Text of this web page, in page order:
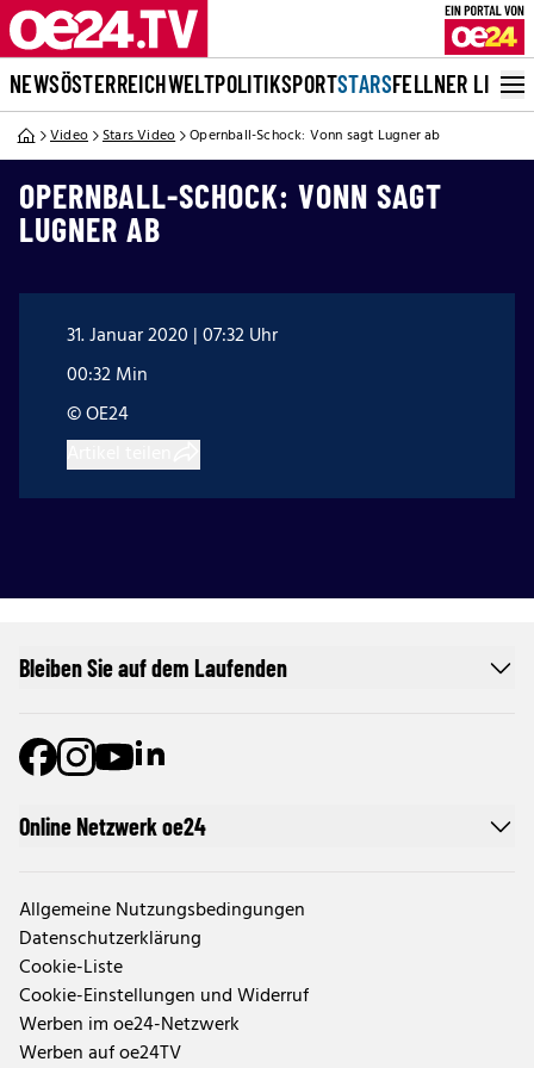
NEWSÖSTERREICHWELTPOLITIKSPORTSTARSFELLNER LIVE
Video Stars Video Opernball-Schock: Vonn sagt Lugner ab
OPERNBALL-SCHOCK: VONN SAGT
LUGNER AB
31. Januar 2020 | 07:32 Uhr
00:32 Min
© OE24
Online Netzwerk oe24
Allgemeine Nutzungsbedingungen
Datenschutzerklärung
Cookie-Liste
Cookie-Einstellungen und Widerruf
Werben im oe24-Netzwerk
Werben auf oe24TV
Bleiben Sie auf dem Laufenden